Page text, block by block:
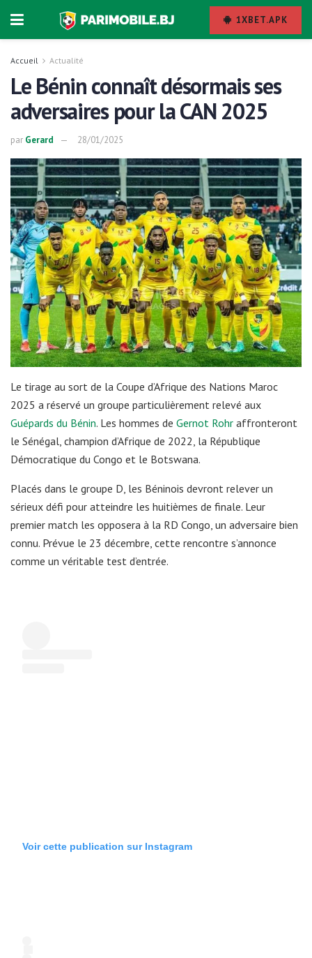
1XBET.APK
Accueil Actualité
Le Bénin connaît désormais ses
adversaires pour la CAN 2025
par Gerard 28/01/2025
Le tirage au sort de la Coupe d’Afrique des Nations Maroc
2025 a réservé un groupe particulièrement relevé aux
Guépards du Bénin. Les hommes de Gernot Rohr affronteront
le Sénégal, champion d’Afrique de 2022, la République
Démocratique du Congo et le Botswana.
Placés dans le groupe D, les Béninois devront relever un
sérieux défi pour atteindre les huitièmes de finale. Leur
premier match les opposera à la RD Congo, un adversaire bien
connu. Prévue le 23 décembre, cette rencontre s’annonce
comme un véritable test d’entrée.
Voir cette publication sur Instagram